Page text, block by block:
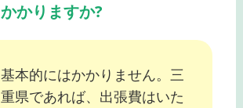
かかりますか?
基本的にはかかりません。三
重県であれば、出張費はいた